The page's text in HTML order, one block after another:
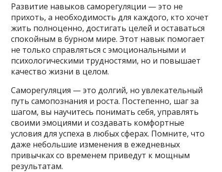
Развитие навыков саморегуляции — это не
прихоть, а необходимость для каждого, кто хочет
жить полноценно, достигать целей и оставаться
спокойным в бурном мире. Этот навык помогает
не только справляться с эмоциональными и
психологическими трудностями, но и повышает
качество жизни в целом.
Саморегуляция — это долгий, но увлекательный
путь самопознания и роста. Постепенно, шаг за
шагом, вы научитесь понимать себя, управлять
своими эмоциями и создавать комфортные
условия для успеха в любых сферах. Помните, что
даже небольшие изменения в ежедневных
привычках со временем приведут к мощным
результатам.